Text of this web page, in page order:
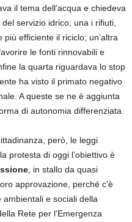
il tema dell’acqua e chiedeva
servizio idrico; una i rifiuti,
efficiente il riciclo; un’altra
le fonti rinnovabili e
la quarta riguardava lo stop
ha visto il primato negativo
A queste se ne è aggiunta
di autonomia differenziata.
però, le leggi
protesta di oggi l’obiettivo è
, in stallo da quasi
approvazione, perché c’è
ambientali e sociali della
Rete per l’Emergenza